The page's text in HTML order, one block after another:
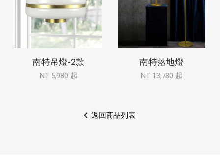
南特吊燈-2款
NT 5,980 起
南特落地燈
NT 13,780 起
返回商品列表